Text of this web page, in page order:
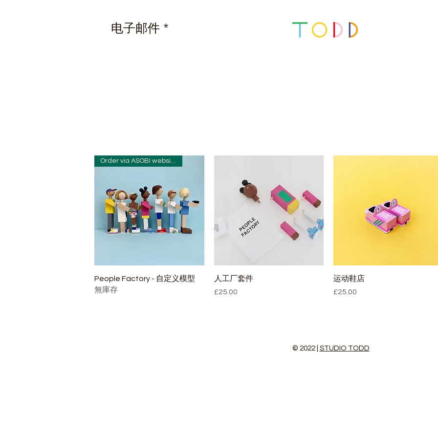
电子邮件 *
快速瀏覽
Order via ASOBI website
People Factory - 自定义模型
無庫存
人工厂套件
價格
£25.00
运动鞋店
價格
£25.00
© 2022 | STUDIO TODD